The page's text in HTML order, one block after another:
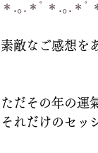
＊.｡.＊ﾟ＊.｡.＊ﾟ
素敵なご感想を
ただその年の運
それだけのセッ